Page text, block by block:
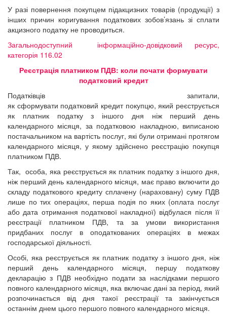
У разі повернення покупцем підакцизних товарів (продукції) з
інших причин коригування податкових зобов’язань зі сплати
акцизного податку не проводиться.
Загальнодоступний інформаційно-довідковий ресурс,
категорія 116.02
Реєстрація платником ПДВ: коли почати формувати
податковий кредит
Податківців запитали,
як сформувати податковий кредит покупцю, який реєструється
як платник податку з іншого дня ніж перший день
календарного місяця, за податковою накладною, виписаною
постачальником на вартість послуг, які були отримані протягом
календарного місяця, у якому здійснено реєстрацію покупця
платником ПДВ.
Так, особа, яка реєструється як платник податку з іншого дня,
ніж перший день календарного місяця, має право включити до
складу податкового кредиту сплачену (нараховану) суму ПДВ
лише по тих операціях, перша подія по яких (оплата послуг
або дата отримання податкової накладної) відбулася після її
реєстрації платником ПДВ, та за умови використання
придбаних послуг в оподаткованих операціях в межах
господарської діяльності.
Особі, яка реєструється як платник податку з іншого дня, ніж
перший день календарного місяця, першу податкову
декларацію з ПДВ необхідно подати за наслідками першого
повного календарного місяця, яка включає дані за період, який
розпочинається від дня такої реєстрації та закінчується
останнім днем цього першого повного календарного місяця.